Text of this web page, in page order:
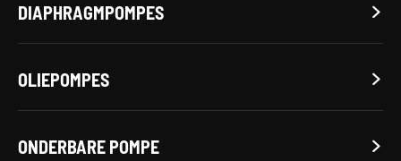
DIAPHRAGMPOMPES 
OLIEPOMPES 
ONDERBARE POMPE 